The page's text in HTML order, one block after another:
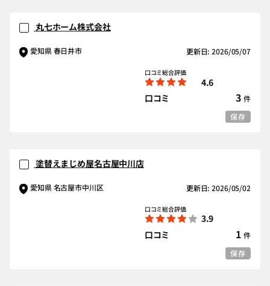
丸七ホーム株式会社
愛知県 春日井市 更新日: 2026/05/07
口コミ総合評価
4.6
口コミ
3 件
保存
塗替えまじめ屋名古屋中川店
愛知県 名古屋市中川区 更新日: 2026/05/02
口コミ総合評価
3.9
口コミ
1 件
保存